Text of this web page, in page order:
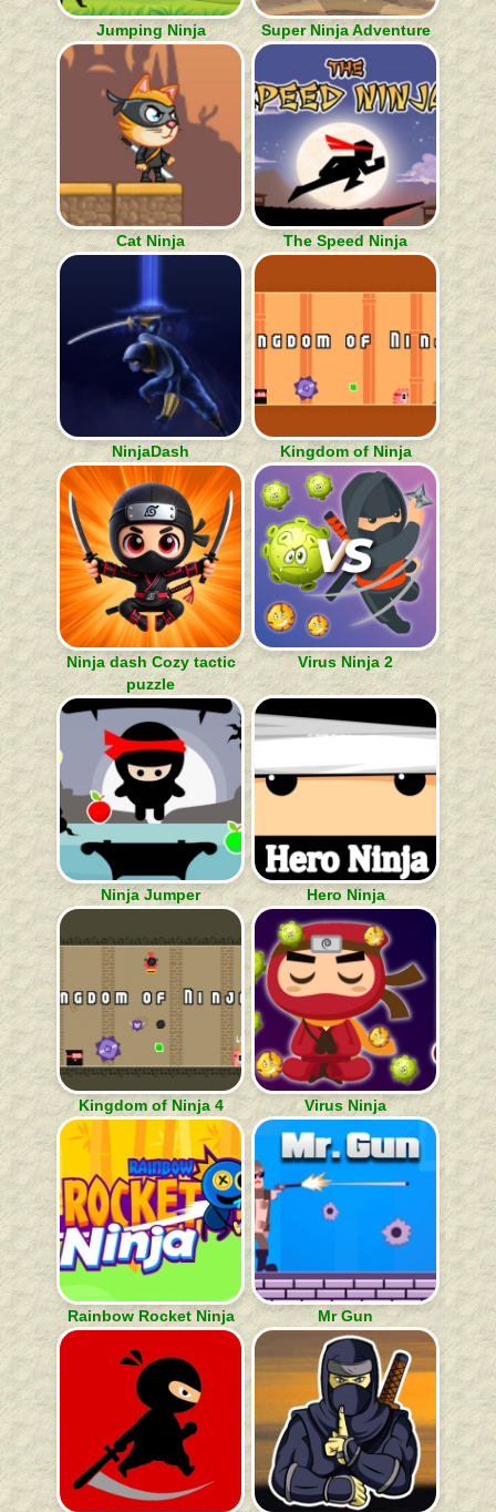
Jumping Ninja Super Ninja Adventure
Cat Ninja The Speed Ninja
NinjaDash Kingdom of Ninja
Ninja dash Cozy tactic
puzzle
Virus Ninja 2
Ninja Jumper Hero Ninja
Kingdom of Ninja 4 Virus Ninja
Rainbow Rocket Ninja Mr Gun